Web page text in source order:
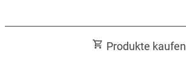
Produkte kaufen